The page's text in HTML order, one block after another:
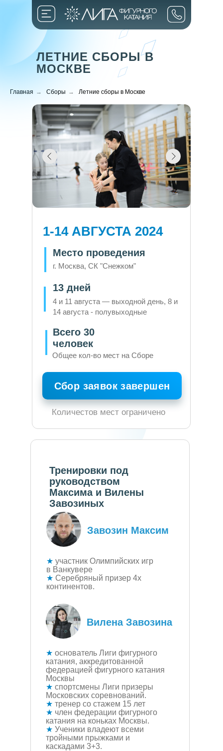
ЛЕТНИЕ СБОРЫ В
МОСКВЕ
Главная → Сборы → Летние сборы в Москве
1-14 АВГУСТА 2024
13 дней
4 и 11 августа — выходной день, 8 и
14 августа - полувыходные
Всего 30
человек
Общее кол-во мест на Сборе
Место проведения
г. Москва, СК "Снежком"
Сбор заявок завершен
Количестов мест ограничено
Тренировки под
руководством
Максима и Вилены
Завозиных
★ основатель Лиги фигурного
катания, аккредитованной
федерацией фигурного катания
Москвы
★ спортсмены Лиги призеры
Московских соревнований.
★ тренер со стажем 15 лет
★ член федерации фигурного
катания на коньках Москвы.
★ Ученики владеют всеми
тройными прыжками и
каскадами 3+3.
Вилена Завозина
★ участник Олимпийских игр
в Ванкувере
★ Серебряный призер 4х
континентов.
Завозин Максим